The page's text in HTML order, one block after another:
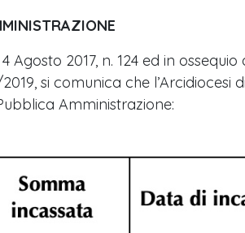
Agosto 2017, n. 124 ed in
si comunica che l’Arcidiocesi
Amministrazione: